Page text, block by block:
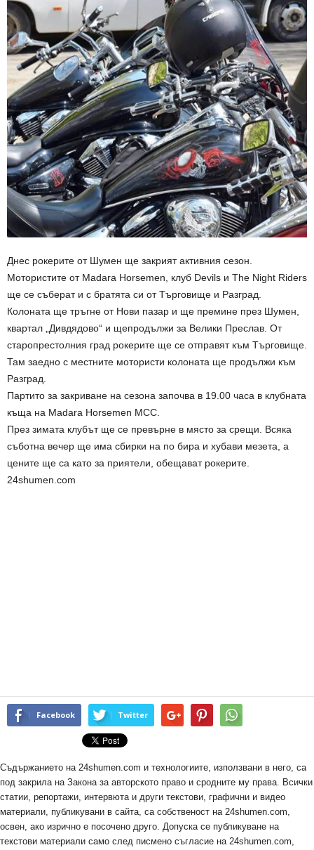
Днес рокерите от Шумен ще закрият активния сезон.
Мотористите от Madara Horsemen, клуб Devils и The Night Riders
ще се съберат и с братята си от Търговище и Разград.
Колоната ще тръгне от Нови пазар и ще премине през Шумен,
квартал „Дивдядово“ и щепродължи за Велики Преслав. От
старопрестолния град рокерите ще се отправят към Търговище.
Там заедно с местните мотористи колоната ще продължи към
Разград.
Партито за закриване на сезона започва в 19.00 часа в клубната
къща на Madara Horsemen MCC.
През зимата клубът ще се превърне в място за срещи. Всяка
съботна вечер ще има сбирки на по бира и хубави мезета, а
цените ще са като за приятели, обещават рокерите.
24shumen.com
Facebook Twitter
Съдържанието на 24shumen.com и технологиите, използвани в него, са
под закрила на Закона за авторското право и сродните му права. Всички
статии, репортажи, интервюта и други текстови, графични и видео
материали, публикувани в сайта, са собственост на 24shumen.com,
освен, ако изрично е посочено друго. Допуска се публикуване на
текстови материали само след писмено съгласие на 24shumen.com,